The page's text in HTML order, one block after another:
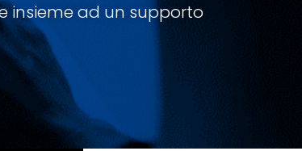
insieme ad un supporto